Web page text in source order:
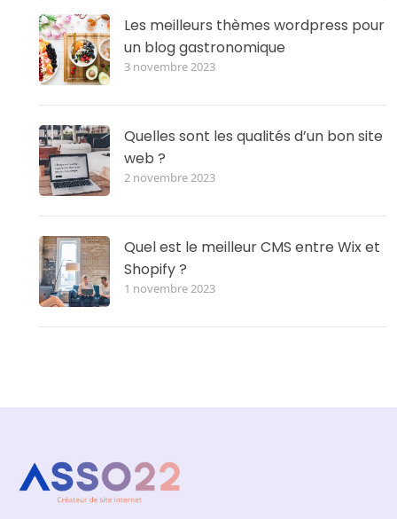
Les meilleurs thèmes wordpress pour
un blog gastronomique
3 novembre 2023
Quelles sont les qualités d’un bon site
web ?
2 novembre 2023
Quel est le meilleur CMS entre Wix et
Shopify ?
1 novembre 2023